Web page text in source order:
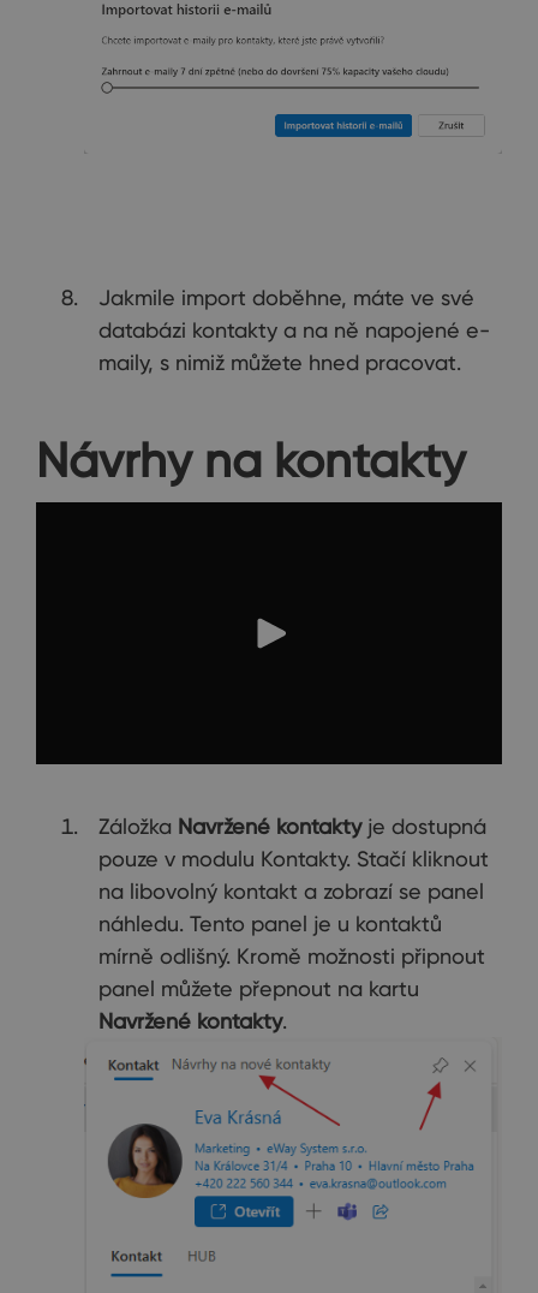
Jakmile import doběhne, máte ve své
databázi kontakty a na ně napojené e-
maily, s nimiž můžete hned pracovat.
Návrhy na kontakty
Záložka Navržené kontaktyje dostupná
pouze v modulu Kontakty. Stačí kliknout
na libovolný kontakt a zobrazí se panel
náhledu. Tento panel je u kontaktů
mírně odlišný. Kromě možnosti připnout
panel můžete přepnout na kartu
Navržené kontakty.